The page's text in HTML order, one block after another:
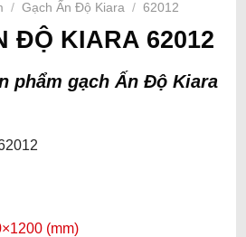
/ Gạch Ấn Độ Kiara / 62012
ĐỘ KIARA 62012
phẩm gạch Ấn Độ Kiara
(mm)